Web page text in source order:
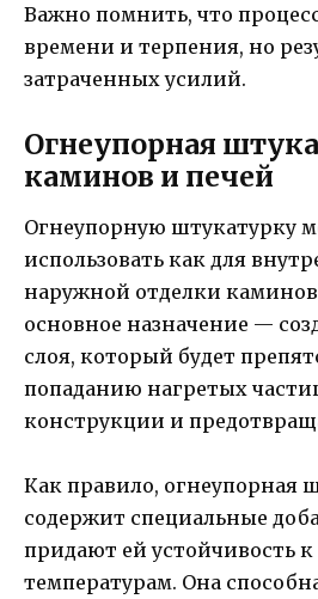
Важно помнить, что
времени и терпения, но
затраченных усилий.
Огнеупорная
каминов и печей
Огнеупорную штукатурку
использовать как для
наружной отделки каминов
основное назначение —
слоя, который будет
попаданию нагретых
конструкции и
Как правило, огнеупорная
содержит специальные
придают ей устойчивость
температурам. Она